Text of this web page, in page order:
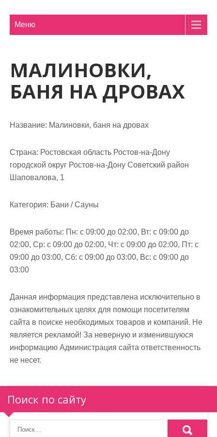
Меню
МАЛИНОВКИ,
БАНЯ НА ДРОВАХ
Название: Малиновки, баня на дровах
Страна: Ростовская область Ростов-на-Дону
городской округ Ростов-на-Дону Советский район
Шаповалова, 1
Категория: Бани / Сауны
Время работы: Пн: с 09:00 до 02:00, Вт: с 09:00 до
02:00, Ср: с 09:00 до 02:00, Чт: с 09:00 до 02:00, Пт: с
09:00 до 03:00, Сб: с 09:00 до 03:00, Вс: с 09:00 до
03:00
Данная информация представлена исключительно в
ознакомительных целях для помощи посетителям
сайта в поиске необходимых товаров и компаний. Не
является рекламой! За неверную и изменившуюся
информацию Администрация сайта ответственность
не несет.
Поиск по сайту